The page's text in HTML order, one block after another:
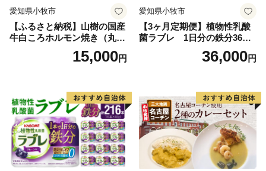
愛知県小牧市
【ふるさと納税】山樹の国産
牛白ころホルモン焼き（丸
15,000円
愛知県小牧市
【3ヶ月定期便】植物性乳酸
菌ラブレ 1日分の鉄分36本
（計108本） [052S10-T]
36,000円